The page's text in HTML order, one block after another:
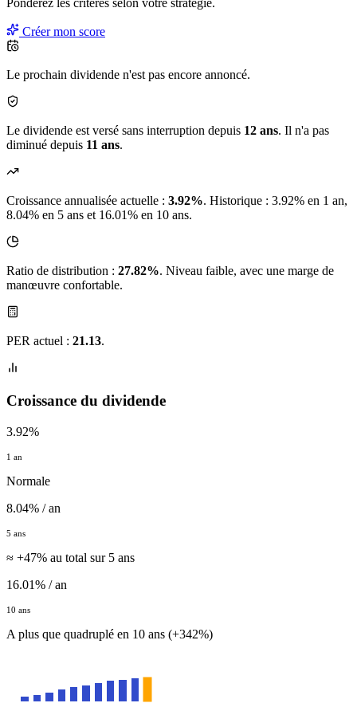
Pondérez les critères selon votre stratégie.
Créer mon score
Le prochain dividende n'est pas encore annoncé.
Le dividende est versé sans interruption depuis 12 ans. Il n'a pas
diminué depuis 11 ans.
Croissance annualisée actuelle : 3.92%. Historique : 3.92% en 1 an,
8.04% en 5 ans et 16.01% en 10 ans.
Ratio de distribution : 27.82%. Niveau faible, avec une marge de
manœuvre confortable.
PER actuel : 21.13.
Croissance du dividende
3.92%
1 an
Normale
8.04% / an
5 ans
≈ +47% au total sur 5 ans
16.01% / an
10 ans
A plus que quadruplé en 10 ans (+342%)